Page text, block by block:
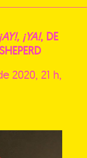
¡YA!, DE
2020, 21 h,